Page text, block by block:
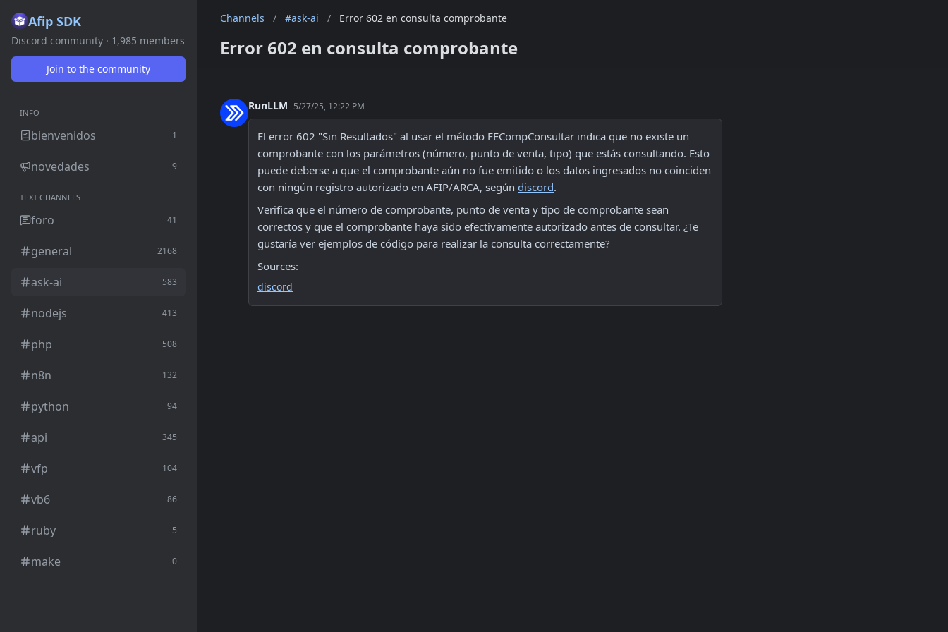
Afip SDK
Discord community · 1,985 members
Join to the community
INFO
bienvenidos 1
novedades 9
TEXT CHANNELS
foro 41
general 2168
ask-ai 583
nodejs 413
php 508
n8n 132
python 94
api 345
vfp 104
vb6 86
ruby 5
make 0
Channels / #ask-ai / Error 602 en consulta comprobante
Error 602 en consulta comprobante
RunLLM 5/27/25, 12:22 PM
El error 602 "Sin Resultados" al usar el método FECompConsultar indica que no existe un
comprobante con los parámetros (número, punto de venta, tipo) que estás consultando. Esto
puede deberse a que el comprobante aún no fue emitido o los datos ingresados no coinciden
con ningún registro autorizado en AFIP/ARCA, según discord.
Verifica que el número de comprobante, punto de venta y tipo de comprobante sean
correctos y que el comprobante haya sido efectivamente autorizado antes de consultar. ¿Te
gustaría ver ejemplos de código para realizar la consulta correctamente?
Sources:
discord